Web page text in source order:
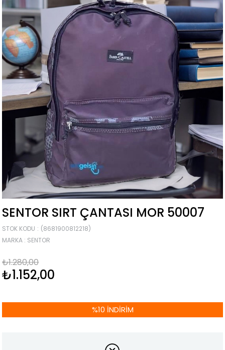
SENTOR SIRT ÇANTASI MOR 50007
STOK KODU
(8681900812218)
MARKA : SENTOR
₺1.280,00
₺1.152,00
%10 İNDIRIM